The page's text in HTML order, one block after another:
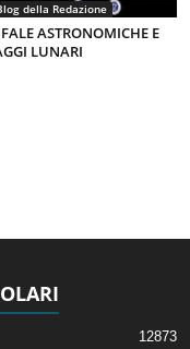
della Redazione
ASTRONOMICHE E
LUNARI
12873